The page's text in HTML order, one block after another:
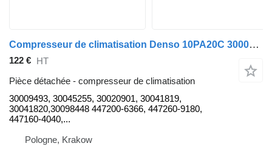
Compresseur de climatisation Denso 10PA20C 30009493 pour bus VDL Bova Magiq
122 € HT
Pièce détachée - compresseur de climatisation
30009493, 30045255, 30020901, 30041819,
30041820,30098448 447200-6366, 447260-9180,
447160-4040,...
Pologne, Krakow